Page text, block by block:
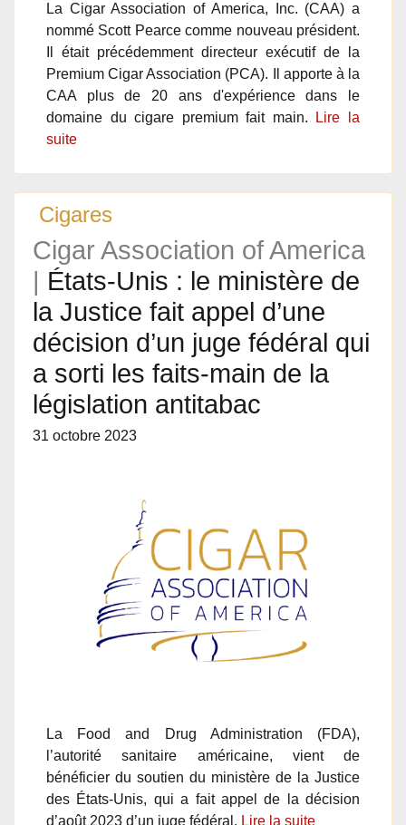
La Cigar Association of America, Inc. (CAA) a
nommé Scott Pearce comme nouveau président.
Il était précédemment directeur exécutif de la
Premium Cigar Association (PCA). Il apporte à la
CAA plus de 20 ans d'expérience dans le
domaine du cigare premium fait main. Lire la
suite
Cigares
Cigar Association of America
États-Unis : le ministère de
la Justice fait appel d’une
décision d’un juge fédéral qui
a sorti les faits-main de la
législation antitabac
31 octobre 2023
La Food and Drug Administration (FDA),
l’autorité sanitaire américaine, vient de
bénéficier du soutien du ministère de la Justice
des États-Unis, qui a fait appel de la décision
d’août 2023 d’un juge fédéral. Lire la suite